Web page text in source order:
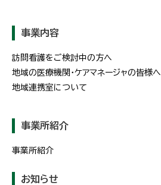
事業内容
訪問看護をご検討中の方へ
地域の医療機関・ケアマネージャの皆様へ
地域連携室について
事業所紹介
事業所紹介
お知らせ